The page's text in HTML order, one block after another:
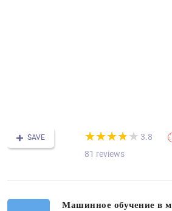
SAVE (*)
★
★
(*)★
★
(*) ★
★
(*) ★
★
( ) ★
★ 3.8
81 reviews
Машинное обучение в